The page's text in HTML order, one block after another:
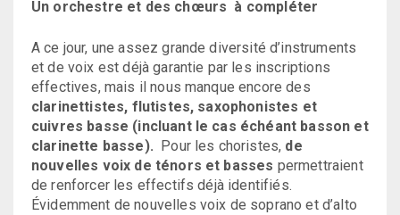
Un orchestre et des chœurs à compléter
A ce jour, une assez grande diversité d’instruments
et de voix est déjà garantie par les inscriptions
effectives, mais il nous manque encore des
clarinettistes, flutistes, saxophonistes et
cuivres basse (incluant le cas échéant basson et
clarinette basse). Pour les choristes, de
nouvelles voix de ténors et basses permettraient
de renforcer les effectifs déjà identifiés.
Évidemment de nouvelles voix de soprano et d’alto